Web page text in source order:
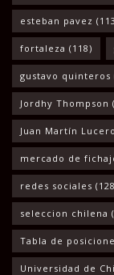
esteban pavez
fortaleza (118)
gustavo quinteros
Jordhy Thompson
Juan Martín Lucero
mercado de
redes sociales
seleccion chilena
Tabla de
Universidad de